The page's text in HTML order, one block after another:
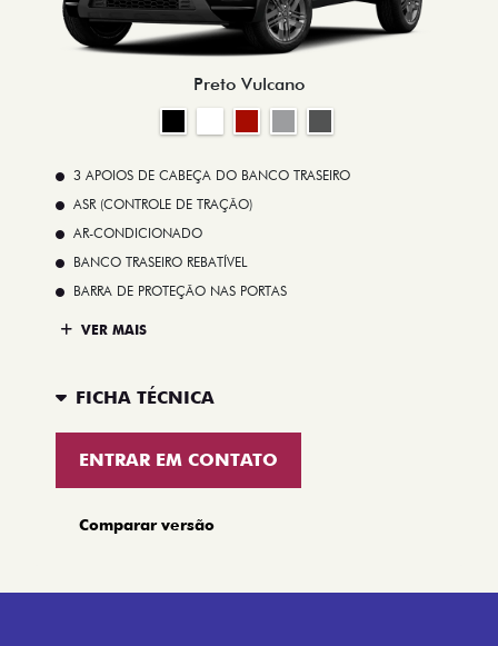
Preto Vulcano
3 APOIOS DE CABEÇA DO BANCO TRASEIRO
ASR (CONTROLE DE TRAÇÃO)
AR-CONDICIONADO
BANCO TRASEIRO REBATÍVEL
BARRA DE PROTEÇÃO NAS PORTAS
VER MAIS
FICHA TÉCNICA
ENTRAR EM CONTATO
Comparar versão